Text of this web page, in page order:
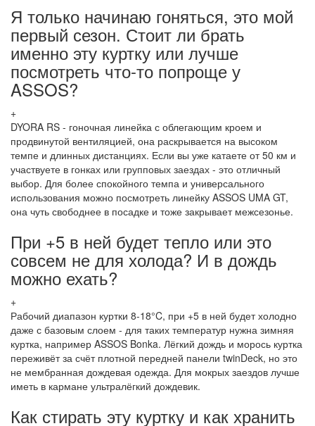
Я только начинаю гоняться, это мой
первый сезон. Стоит ли брать
именно эту куртку или лучше
посмотреть что-то попроще у
ASSOS?
+
DYORA RS - гоночная линейка с облегающим кроем и
продвинутой вентиляцией, она раскрывается на высоком
темпе и длинных дистанциях. Если вы уже катаете от 50 км и
участвуете в гонках или групповых заездах - это отличный
выбор. Для более спокойного темпа и универсального
использования можно посмотреть линейку ASSOS UMA GT,
она чуть свободнее в посадке и тоже закрывает межсезонье.
При +5 в ней будет тепло или это
совсем не для холода? И в дождь
можно ехать?
+
Рабочий диапазон куртки 8-18°C, при +5 в ней будет холодно
даже с базовым слоем - для таких температур нужна зимняя
куртка, например ASSOS Bonka. Лёгкий дождь и морось куртка
переживёт за счёт плотной передней панели twinDeck, но это
не мембранная дождевая одежда. Для мокрых заездов лучше
иметь в кармане ультралёгкий дождевик.
Как стирать эту куртку и как хранить